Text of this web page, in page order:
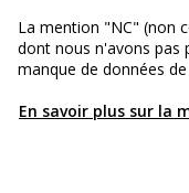
La mention "NC" (non
dont nous n'avons pas
manque de données
En savoir plus sur la